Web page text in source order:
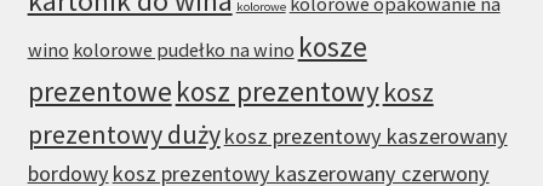
kolorowe
wino kolorowe pudełko na wino kosze
prezentowe kosz prezentowykosz
prezentowy dużykosz prezentowy kaszerowany
bordowykosz prezentowy kaszerowany czerwony